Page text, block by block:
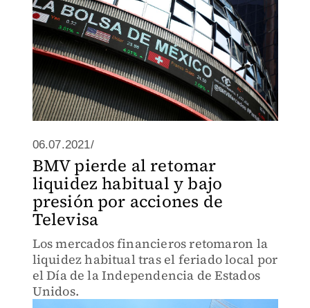
06.07.2021/
BMV pierde al retomar
liquidez habitual y bajo
presión por acciones de
Televisa
Los mercados financieros retomaron la
liquidez habitual tras el feriado local por
el Día de la Independencia de Estados
Unidos.